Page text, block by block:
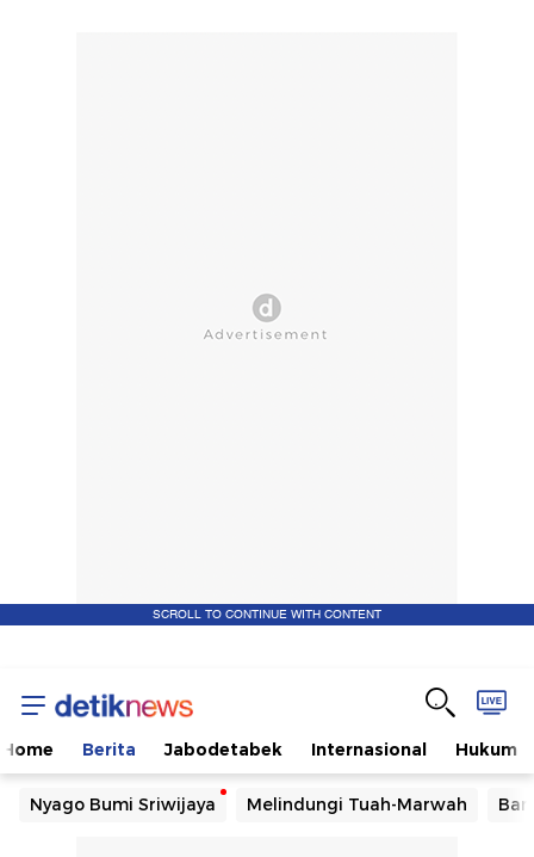
SCROLL TO CONTINUE WITH CONTENT
Home Berita Jabodetabek Internasional Hukum
Nyago Bumi Sriwijaya Melindungi Tuah-Marwah